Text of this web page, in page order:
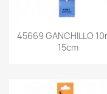
45669 GANCHILLO
15cm